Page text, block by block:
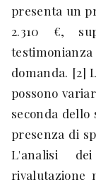
presenta un
2.310 €,
domanda. [2]
possono
seconda
presenza di
L'analisi
rivalutazione